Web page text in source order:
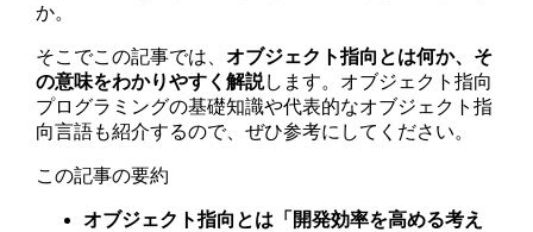
か。
そこでこの記事では、オブジェクト指向とは何か、そ
の意味をわかりやすく解説します。オブジェクト指向
プログラミングの基礎知識や代表的なオブジェクト指
向言語も紹介するので、ぜひ参考にしてください。
この記事の要約
オブジェクト指向とは「開発効率を高める考え